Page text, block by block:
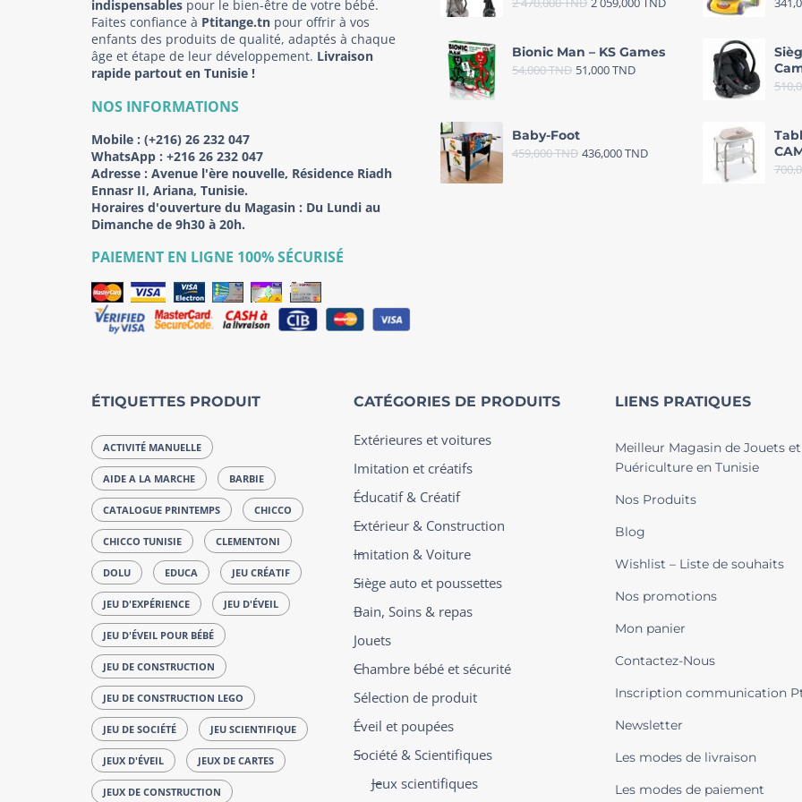
indispensables pour le bien-être de votre bébé.
Faites confiance à Ptitange.tn pour offrir à vos
enfants des produits de qualité, adaptés à chaque
âge et étape de leur développement. Livraison
rapide partout en Tunisie !
NOS INFORMATIONS
Mobile : (+216) 26 232 047
WhatsApp : +216 26 232 047
Adresse : Avenue l'ère nouvelle, Résidence Riadh
Ennasr II, Ariana, Tunisie.
Horaires d'ouverture du Magasin : Du Lundi au
Dimanche de 9h30 à 20h.
PAIEMENT EN LIGNE 100% SÉCURISÉ
Bionic Man – KS Games
54,000TND 51,000TND
Baby-Foot
459,000TND 436,000TND
ÉTIQUETTES PRODUIT
ACTIVITÉ MANUELLE
AIDE A LA MARCHE BARBIE
CATALOGUE PRINTEMPS CHICCO
CHICCO TUNISIE CLEMENTONI
DOLU EDUCA JEU CRÉATIF
JEU D'EXPÉRIENCE JEU D'ÉVEIL
JEU D'ÉVEIL POUR BÉBÉ
JEU DE CONSTRUCTION
JEU DE CONSTRUCTION LEGO
JEU DE SOCIÉTÉ JEU SCIENTIFIQUE
JEUX D'ÉVEIL JEUX DE CARTES
JEUX DE CONSTRUCTION
CATÉGORIES DE PRODUITS
Extérieures et voitures
Imitation et créatifs
Éducatif & Créatif
Extérieur & Construction
Imitation & Voiture
Siège auto et poussettes
Bain, Soins & repas
Jouets
Chambre bébé et sécurité
Sélection de produit
Éveil et poupées
Société & Scientifiques
Jeux scientifiques
LIENS PRATIQUES
Meilleur Magasin de Jouets et
Puériculture en Tunisie
Nos Produits
Blog
Wishlist – Liste de souhaits
Nos promotions
Mon panier
Contactez-Nous
Inscription communication
Newsletter
Les modes de livraison
Les modes de paiement